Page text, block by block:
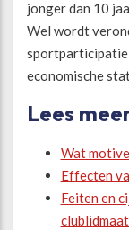
jonger dan 10
Wel wordt
sportparticipatie
economische
Lees
Wat
Effecten
Feiten en